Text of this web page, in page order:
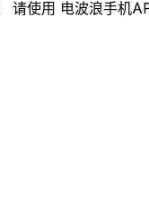
请使用 电波浪手机